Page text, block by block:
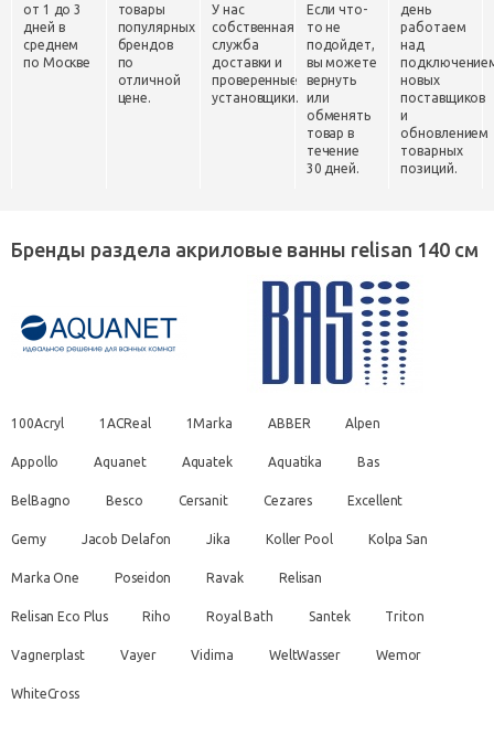
от 1 до 3
дней в
среднем
по Москве
товары
популярных
брендов
по
отличной
цене.
У нас
собственная
служба
доставки и
проверенные
установщики.
Если что-
то не
подойдет,
вы можете
вернуть
или
обменять
товар в
течение
30 дней.
день
работаем
над
новых
поставщиков
и
обновлением
товарных
позиций.
Бренды раздела акриловые ванны relisan 140 см
100Acryl 1ACReal 1Marka ABBER Alpen
Appollo Aquanet Aquatek Aquatika Bas
BelBagno Besco Cersanit Cezares Excellent
Gemy Jacob Delafon Jika Koller Pool Kolpa San
Marka One Poseidon Ravak Relisan
Relisan Eco Plus Riho Royal Bath Santek Triton
Vagnerplast Vayer Vidima WeltWasser Wemor
WhiteCross